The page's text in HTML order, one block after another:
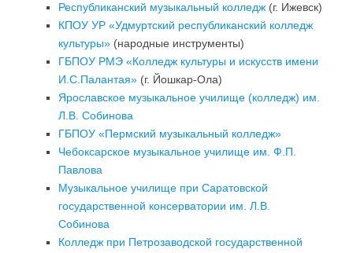
Республиканский музыкальный колледж (г. Ижевск)
КПОУ УР «Удмуртский республиканский колледж
культуры» (народные инструменты)
ГБПОУ РМЭ «Колледж культуры и искусств имени
И.С.Палантая» (г. Йошкар-Ола)
Ярославское музыкальное училище (колледж) им.
Л.В. Собинова
ГБПОУ «Пермский музыкальный колледж»
Чебоксарское музыкальное училище им. Ф.П.
Павлова
Музыкальное училище при Саратовской
государственной консерватории им. Л.В.
Собинова
Колледж при Петрозаводской государственной